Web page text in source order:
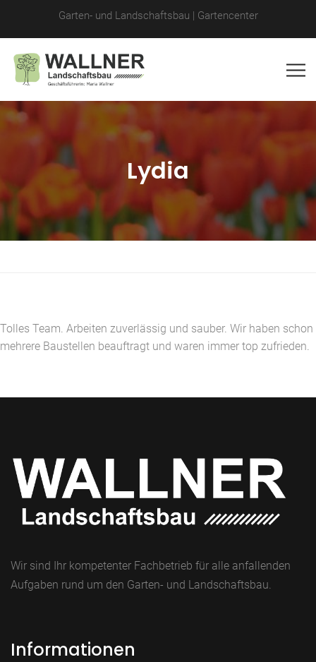
Garten- und Landschaftsbau | Gartencenter
Lydia
Tolles Team. Arbeiten zuverlässig und sauber. Wir haben schon
mehrere Baustellen beauftragt und waren immer top zufrieden.
Wir sind Ihr kompetenter Fachbetrieb für alle anfallenden
Aufgaben rund um den Garten- und Landschaftsbau.
Informationen